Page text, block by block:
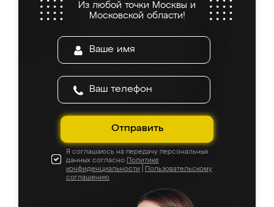
Из любой точки Москвы и
Московской области!
Отправить
Я соглашаюсь на передачу персональных
данных согласно Политике
конфиденциальности
Пользовательскому
соглашению